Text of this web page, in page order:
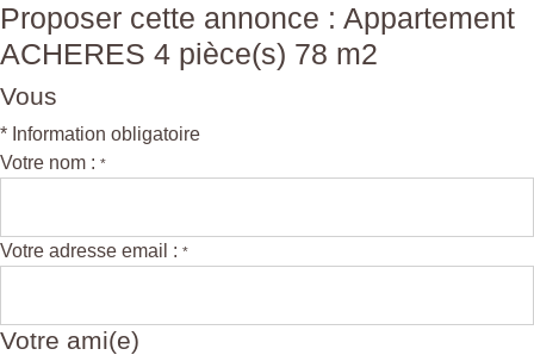
Proposer cette annonce : Appartement
ACHERES 4 pièce(s) 78 m2
Vous
* Information obligatoire
Votre nom : *
Votre adresse email : *
Votre ami(e)